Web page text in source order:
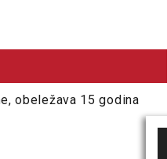
obeležava 15 godina